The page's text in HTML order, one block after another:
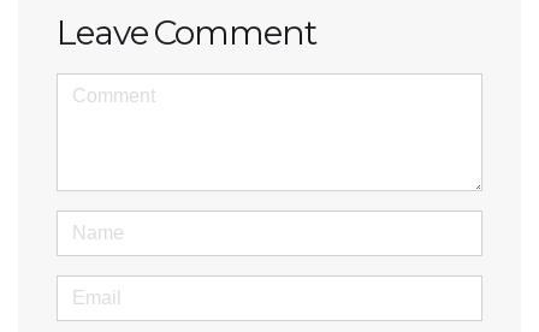
Leave Comment
<b>Comment</b> ( * )
Name
Email